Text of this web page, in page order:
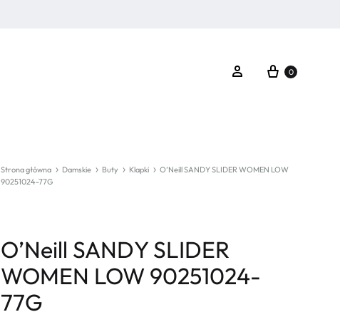
Zaloguj sięKoszyk
0
Strona główna Damskie Buty Klapki
O’Neill SANDY SLIDER WOMEN LOW
90251024-77G
O’Neill SANDY SLIDER
WOMEN LOW 90251024-
77G